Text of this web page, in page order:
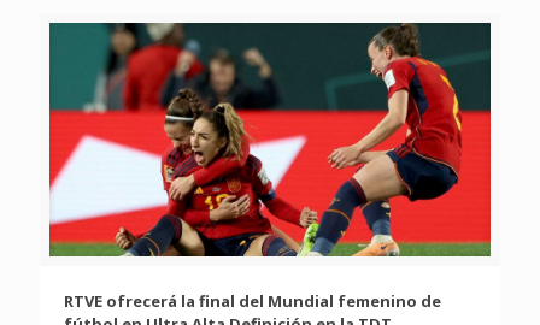
RTVE ofrecerá la final del Mundial femenino de